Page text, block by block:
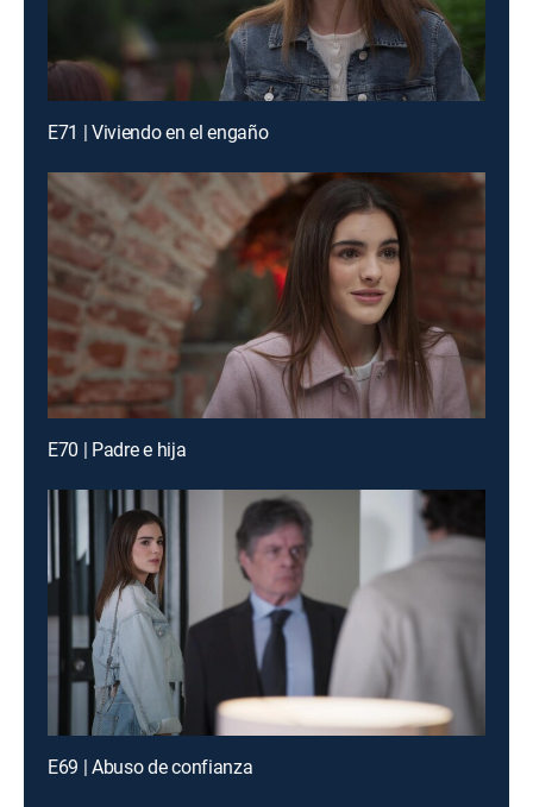
E71 | Viviendo en el engaño
E70 | Padre e hija
E69 | Abuso de confianza